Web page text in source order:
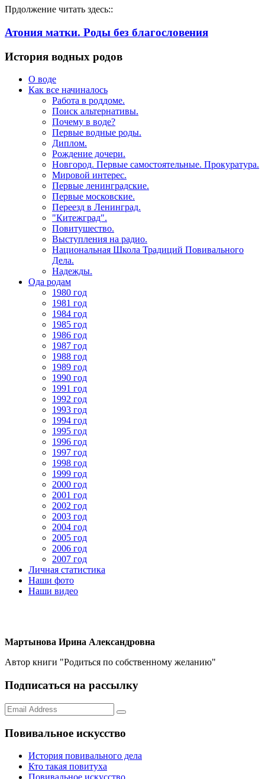
Прдолжение читать здесь::
Атония матки. Роды без благословения
История водных родов
О воде
Как все начиналось
Работа в роддоме.
Поиск альтернативы.
Почему в воде?
Первые водные роды.
Диплом.
Рождение дочери.
Новгород. Первые самостоятельные. Прокуратура.
Мировой интерес.
Первые ленинградские.
Первые московские.
Переезд в Ленинград.
"Китежград".
Повитушество.
Выступления на радио.
Национальная Школа Традиций Повивального
Дела.
Надежды.
Ода родам
1980 год
1981 год
1984 год
1985 год
1986 год
1987 год
1988 год
1989 год
1990 год
1991 год
1992 год
1993 год
1994 год
1995 год
1996 год
1997 год
1998 год
1999 год
2000 год
2001 год
2002 год
2003 год
2004 год
2005 год
2006 год
2007 год
Личная статистика
Наши фото
Наши видео
Мартынова Ирина Александровна
Автор книги "Родиться по собственному желанию"
Подписаться на рассылку
Повивальное искусство
История повивального дела
Кто такая повитуха